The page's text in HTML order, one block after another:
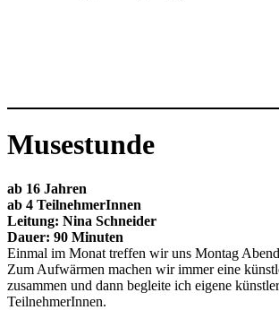
Musestunde
ab 16 Jahren
ab 4 TeilnehmerInnen
Leitung: Nina Schneider
Dauer: 90 Minuten
Einmal im Monat treffen wir uns Montag
Zum Aufwärmen machen wir immer eine
zusammen und dann begleite ich eigene
TeilnehmerInnen.